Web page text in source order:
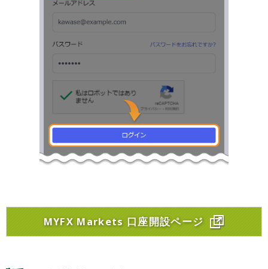
MYFX Markets 口座開設ページ